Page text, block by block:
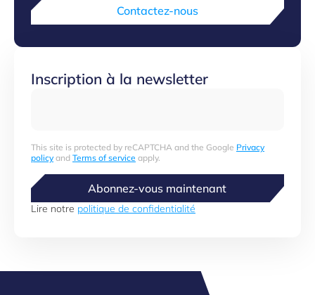
Contactez-nous
Inscription à la newsletter
This site is protected by reCAPTCHA and the Google Privacy
policyand Terms of service apply.
Abonnez-vous maintenant
Lire notre politique de confidentialité